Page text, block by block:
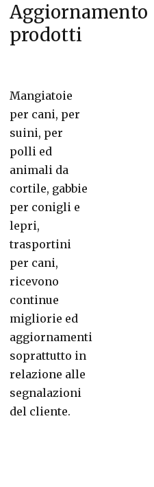
Aggiornamento
prodotti
Mangiatoie
per cani, per
suini, per
polli ed
animali da
cortile, gabbie
per conigli e
lepri,
trasportini
per cani,
ricevono
continue
migliorie ed
aggiornamenti
soprattutto in
relazione alle
segnalazioni
del cliente.